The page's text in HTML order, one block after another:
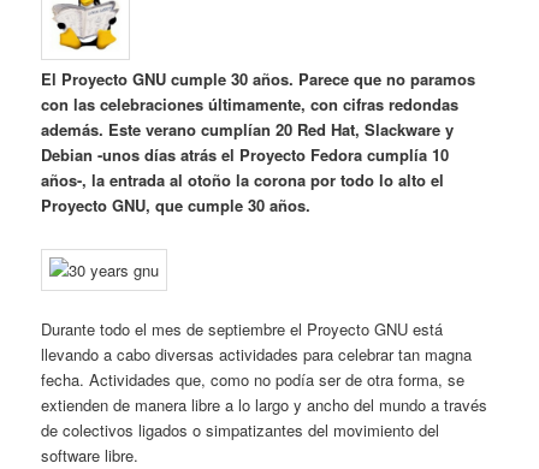
El Proyecto GNU cumple 30 años. Parece que no paramos
con las celebraciones últimamente, con cifras redondas
además. Este verano cumplían 20 Red Hat, Slackware y
Debian -unos días atrás el Proyecto Fedora cumplía 10
años-, la entrada al otoño la corona por todo lo alto el
Proyecto GNU, que cumple 30 años.
Durante todo el mes de septiembre el Proyecto GNU está
llevando a cabo diversas actividades para celebrar tan magna
fecha. Actividades que, como no podía ser de otra forma, se
extienden de manera libre a lo largo y ancho del mundo a través
de colectivos ligados o simpatizantes del movimiento del
software libre.